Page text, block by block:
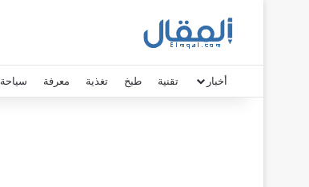
أخبار تقنية طبخ تغذية معرفة سياحة